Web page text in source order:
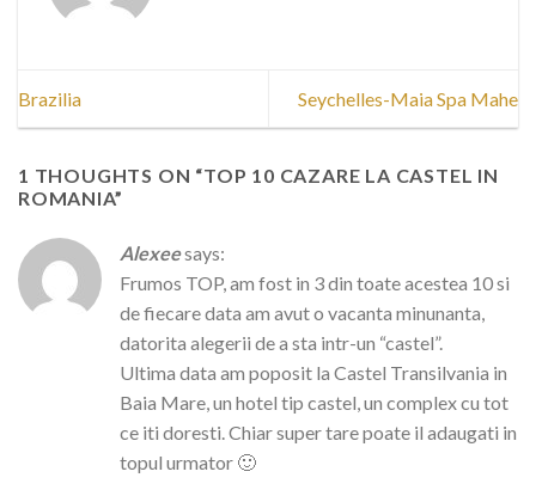
Brazilia Seychelles-Maia Spa Mahe
1 THOUGHTS ON “TOP 10 CAZARE LA CASTEL IN
ROMANIA”
Alexeesays:
Frumos TOP, am fost in 3 din toate acestea 10 si
de fiecare data am avut o vacanta minunanta,
datorita alegerii de a sta intr-un “castel”.
Ultima data am poposit la Castel Transilvania in
Baia Mare, un hotel tip castel, un complex cu tot
ce iti doresti. Chiar super tare poate il adaugati in
topul urmator 🙂